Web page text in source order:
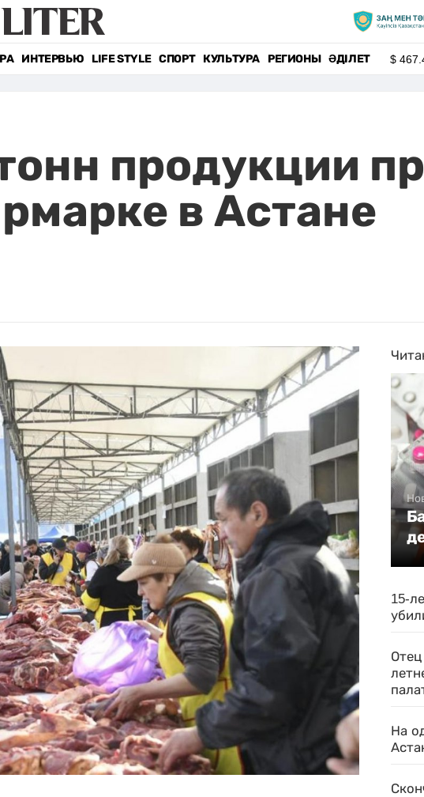
ИНТЕРВЬЮ LIFE STYLE СПОРТ КУЛЬТУРА РЕГИОНЫ ӘДІЛЕТ $
продукции
в Астане
15-
На